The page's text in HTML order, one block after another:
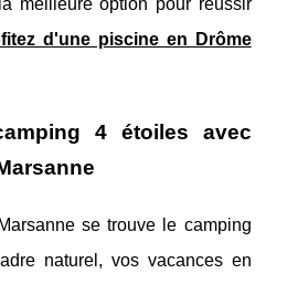
d'une piscine en Drôme
4 étoiles avec
se trouve le camping
naturel, vos vacances en